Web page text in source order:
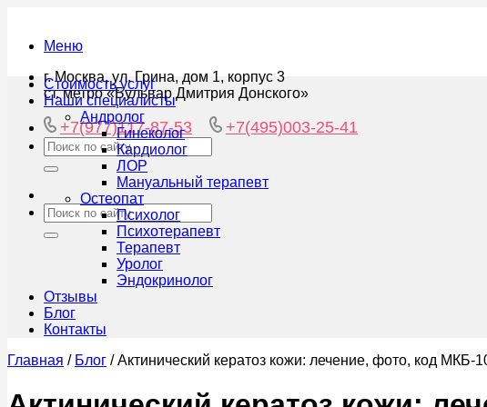
Меню
г. Москва, ул. Грина, дом 1, корпус 3
ст. метро «Бульвар Дмитрия Донского»
+7(977)117-87-53 +7(495)003-25-41
Стоимость услуг
Наши специалисты
Андролог
Гинеколог
Кардиолог
ЛОР
Мануальный терапевт
Остеопат
Психолог
Психотерапевт
Терапевт
Уролог
Эндокринолог
Отзывы
Блог
Контакты
Главная / Блог /Актинический кератоз кожи: лечение, фото, код МКБ-